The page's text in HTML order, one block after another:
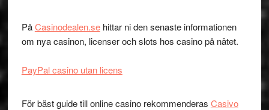
PåCasinodealen.sehittar ni den senaste informationen
om nya casinon, licenser och slots hos casino på nätet.
PayPal casino utan licens
För bäst guide till online casino rekommenderas Casivo